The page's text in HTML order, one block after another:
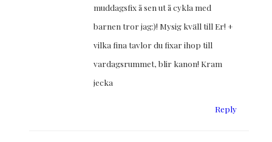
muddagsfix å sen ut å cykla med
barnen tror jag:)! Mysig kväll till Er! +
vilka fina tavlor du fixar ihop till
vardagsrummet, blir kanon! Kram
jecka
Reply